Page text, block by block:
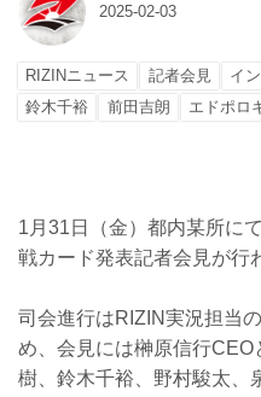
2025-02-03
RIZINニュース 記者会見 イ
鈴木千裕
前田吉朗 エドポロ
1月31日（金）都内某所に
戦カード発表記者会見が行
司会進行はRIZIN実況担当
め、会見には榊原信行
樹、鈴木千裕、野村駿太、